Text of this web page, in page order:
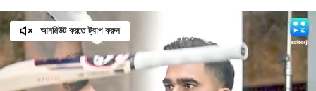
আনমিউট করতে ট্যাপ করুন